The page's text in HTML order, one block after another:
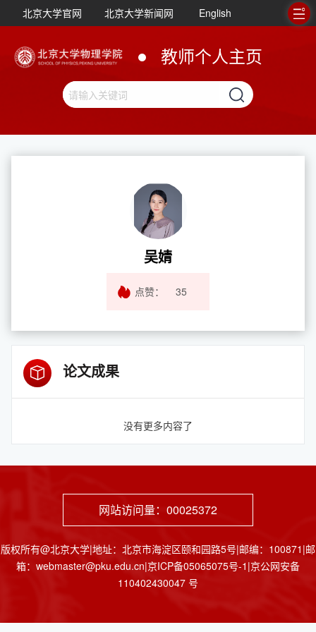
北京大学官网 北京大学新闻网 English
教师个人主页
吴婧
点赞： 35
论文成果
没有更多内容了
网站访问量： 00025372
版权所有@北京大学|地址：北京市海淀区颐和园路5号|邮编：100871|邮
箱：webmaster@pku.edu.cn|京ICP备05065075号-1|京公网安备
110402430047 号